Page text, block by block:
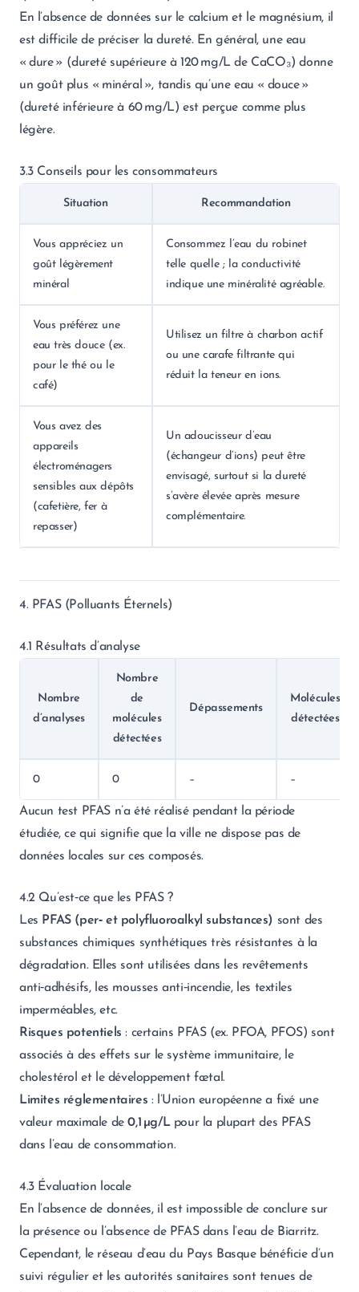
En l’absence de données sur le calcium et le magnésium, il
est difficile de préciser la dureté. En général, une eau
« dure » (dureté supérieure à 120 mg/L de CaCO₃) donne
un goût plus « minéral », tandis qu’une eau « douce »
(dureté inférieure à 60 mg/L) est perçue comme plus
légère.
3.3 Conseils pour les consommateurs
Situation Recommandation
Vous appréciez un
goût légèrement
minéral
Consommez l’eau du robinet
telle quelle ; la conductivité
indique une minéralité agréable.
Vous préférez une
eau très douce (ex.
pour le thé ou le
café)
Utilisez un filtre à charbon actif
ou une carafe filtrante qui
réduit la teneur en ions.
Vous avez des
appareils
électroménagers
sensibles aux dépôts
(cafetière, fer à
repasser)
Un adoucisseur d’eau
(échangeur d’ions) peut être
envisagé, surtout si la dureté
s’avère élevée après mesure
complémentaire.
4. PFAS (Polluants Éternels)
4.1 Résultats d’analyse
Nombre
d’analyses
Nombre
de
molécules
détectées
Dépassements
Molécules
détectées
0 0 – –
Aucun test PFAS n’a été réalisé pendant la période
étudiée, ce qui signifie que la ville ne dispose pas de
données locales sur ces composés.
4.2 Qu’est‑ce que les PFAS ?
Les PFAS (per‑ et polyfluoroalkyl substances) sont des
substances chimiques synthétiques très résistantes à la
dégradation. Elles sont utilisées dans les revêtements
anti‑adhésifs, les mousses anti‑incendie, les textiles
imperméables, etc.
Risques potentiels : certains PFAS (ex. PFOA, PFOS) sont
associés à des effets sur le système immunitaire, le
cholestérol et le développement fœtal.
Limites réglementaires : l’Union européenne a fixé une
valeur maximale de0,1 µg/Lpour la plupart des PFAS
dans l’eau de consommation.
4.3 Évaluation locale
En l’absence de données, il est impossible de conclure sur
la présence ou l’absence de PFAS dans l’eau de Biarritz.
Cependant, le réseau d’eau du Pays Basque bénéficie d’un
suivi régulier et les autorités sanitaires sont tenues de